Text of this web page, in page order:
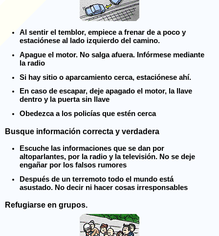
Al sentir el temblor, empiece a frenar de a poco y
estaciónese al lado izquierdo del camino.
Apague el motor. No salga afuera. Infórmese mediante
la radio
Si hay sitio o aparcamiento cerca, estaciónese ahí.
En caso de escapar, deje apagado el motor, la llave
dentro y la puerta sin llave
Obedezca a los policías que estén cerca
Busque información correcta y verdadera
Escuche las informaciones que se dan por
altoparlantes, por la radio y la televisión. No se deje
engañar por los falsos rumores
Después de un terremoto todo el mundo está
asustado. No decir ni hacer cosas irresponsables
Refugiarse en grupos.